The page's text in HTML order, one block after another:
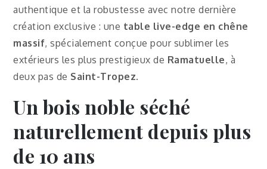
authentique et la robustesse avec notre dernière
création exclusive : une table live-edge en chêne
massif, spécialement conçue pour sublimer les
extérieurs les plus prestigieux de Ramatuelle, à
deux pas de Saint-Tropez.
Un bois noble séché
naturellement depuis plus
de 10 ans